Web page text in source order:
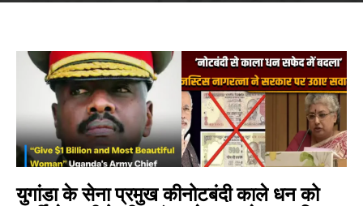
युगांडा के सेना प्रमुख कीनोटबंदी काले धन को